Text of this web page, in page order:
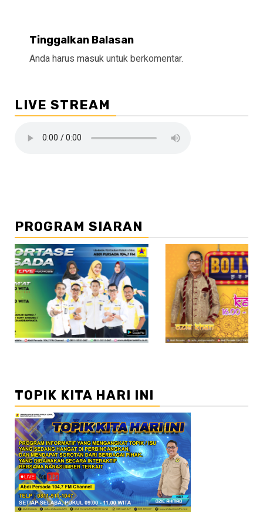
Tinggalkan Balasan
Anda harus masuk untuk berkomentar.
LIVE STREAM
PROGRAM SIARAN
//2
TOPIK KITA HARI INI